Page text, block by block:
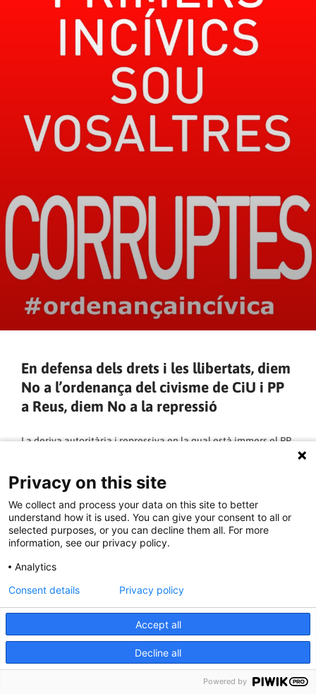
En defensa dels drets i les llibertats, diem
No a l’ordenança del civisme de CiU i PP
a Reus, diem No a la repressió
La deriva autoritària i repressiva en la qual està immers el PP
en molts aspectes, ha arribat ara a Reus amb una ordenança
del civisme que el govern municipal de CiU-PP vol tirar
endavant. Ja se sap que en determinats temes les dretes
s’entenen fàcilment i comparteixen valors similars.
LLEGIR MÉS »
AGENDA
Privacy on this site
We collect and process your data on this site to better
understand how it is used. You can give your consent to all or
selected purposes, or you can decline them all. For more
information, see our privacy policy.
Analytics
Accept all
Decline all
Consent details Privacy policy
Powered by